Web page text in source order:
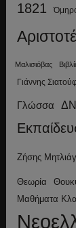
1821
Μαλισιόβας
Γιάννης
Γλώσσα
Ζήσης
Θεωρία
Μαθήματα